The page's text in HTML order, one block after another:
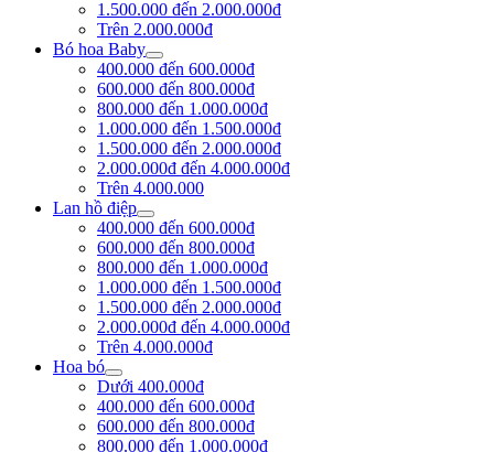
1.500.000 đến 2.000.000đ
Trên 2.000.000đ
Bó hoa Baby
400.000 đến 600.000đ
600.000 đến 800.000đ
800.000 đến 1.000.000đ
1.000.000 đến 1.500.000đ
1.500.000 đến 2.000.000đ
2.000.000đ đến 4.000.000đ
Trên 4.000.000
Lan hồ điệp
400.000 đến 600.000đ
600.000 đến 800.000đ
800.000 đến 1.000.000đ
1.000.000 đến 1.500.000đ
1.500.000 đến 2.000.000đ
2.000.000đ đến 4.000.000đ
Trên 4.000.000đ
Hoa bó
Dưới 400.000đ
400.000 đến 600.000đ
600.000 đến 800.000đ
800.000 đến 1.000.000đ